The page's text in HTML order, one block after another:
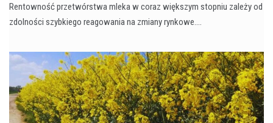
Rentowność przetwórstwa mleka w coraz większym stopniu zależy od
zdolności szybkiego reagowania na zmiany rynkowe.…